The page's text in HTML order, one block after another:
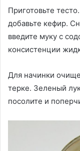
Приготовьте
добавьте кефир.
введите муку с
консистенции
Для начинки
терке. Зеленый
посолите и